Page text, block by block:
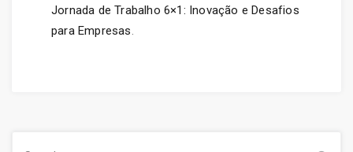
Jornada de Trabalho 6×1: Inovação e Desafios
para Empresas.